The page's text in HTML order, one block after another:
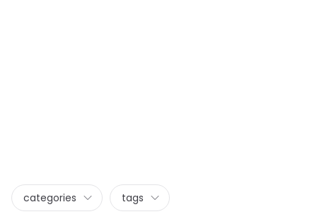
categories tags